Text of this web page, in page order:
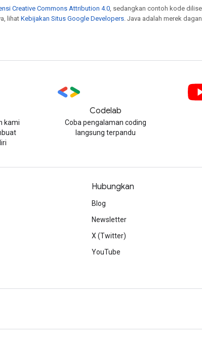
Creative Commons Attribution 4.0, sedangkan contoh kode
lihat Kebijakan Situs Google Developers. Java adalah merek
kami
Codelab
Coba pengalaman coding
langsung terpandu
Hubungkan
Blog
Newsletter
X (Twitter)
YouTube